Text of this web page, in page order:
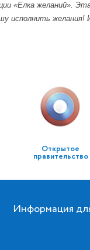
«Елка желаний».
исполнить желания!
Открытое
правительство
Информация